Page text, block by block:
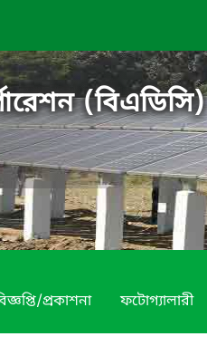
(বিএডিসি)
প্রকাশনা ফটোগ্যালারী